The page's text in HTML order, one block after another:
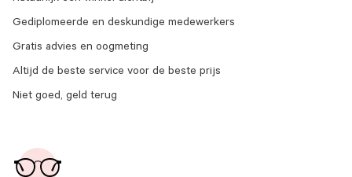
Gediplomeerde en deskundige medewerkers
Gratis advies en oogmeting
Altijd de beste service voor de beste prijs
Niet goed, geld terug